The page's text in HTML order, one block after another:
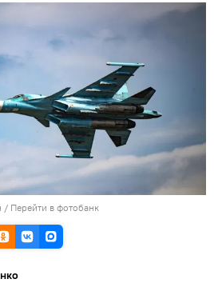
/ Перейти в фотобанк